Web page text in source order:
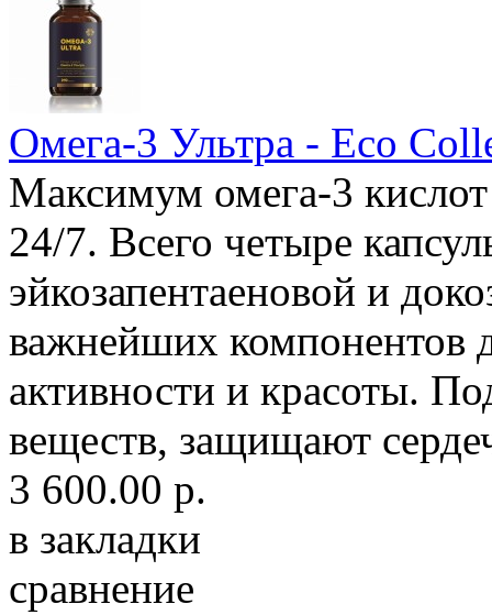
Омега-3 Ультра - Eco
Максимум омега-3
24/7. Всего четыре
эйкозапентаеновой и
важнейших компонентов
активности и красоты.
веществ, защищают
3 600.00 р.
в закладки
сравнение